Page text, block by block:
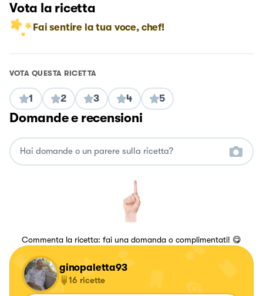
Vota la ricetta
Fai sentire la tua voce, chef!
VOTA QUESTA RICETTA
1 2 3 4 5
Domande e recensioni
Commenta la ricetta: fai una domanda o complimentati! 😋
ginopaletta93
16 ricette